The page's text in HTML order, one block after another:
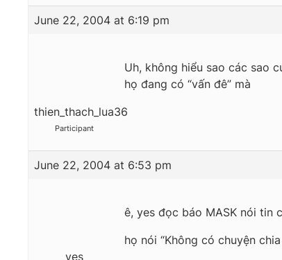
June 22, 2004 at 6:19 pm
thien_thach_lua36
Participant
Uh, không hiểu sao các sao
họ đang có “vấn đê” mà
June 22, 2004 at 6:53 pm
yes
ê, yes đọc báo MASK nói tin
họ nói “Không có chuyện